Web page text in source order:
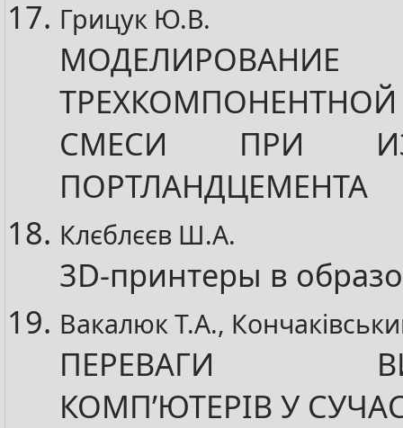
Грицук Ю.В.
СМЕСИ ПРИ
ПОРТЛАНДЦЕМЕНТА
Клєблєєв Ш.А.
3D-принтеры в
Вакалюк Т.А.,
ПЕРЕВАГИ
КОМП’ЮТЕРІВ У